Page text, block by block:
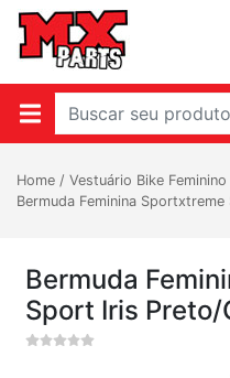
Home / Vestuário Bike Feminino
Bermuda Feminina
Bermuda
Sport Iris Preto/